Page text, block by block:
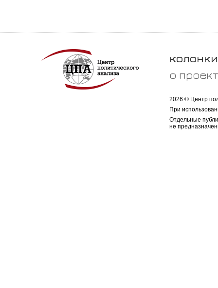
колонки
о
2026 © Центр
При
Отдельные
не